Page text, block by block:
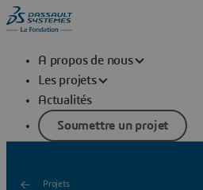
A propos de nous
Les projets
Actualités
Soumettre un projet
Projets